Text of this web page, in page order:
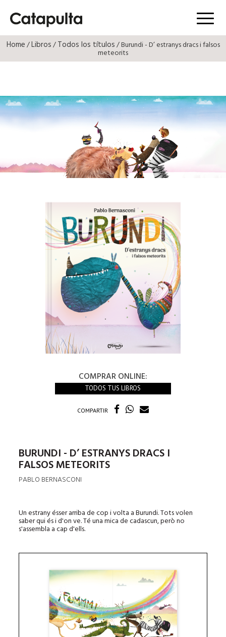
Menú
Home/Libros/Todos los títulos/ Burundi - D’ estranys dracs i falsos
meteorits
COMPRAR ONLINE:
TODOS TUS LIBROS
COMPARTIR
BURUNDI - D’ ESTRANYS DRACS I
FALSOS METEORITS
PABLO BERNASCONI
Un estrany ésser arriba de cop i volta a Burundi. Tots volen
saber qui és i d'on ve. Té una mica de cadascun, però no
s'assembla a cap d'ells.